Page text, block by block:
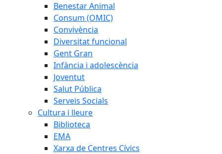
Benestar Animal
Consum (OMIC)
Convivència
Diversitat funcional
Gent Gran
Infància i adolescència
Joventut
Salut Pública
Serveis Socials
Cultura i lleure
Biblioteca
EMA
Xarxa de Centres Cívics